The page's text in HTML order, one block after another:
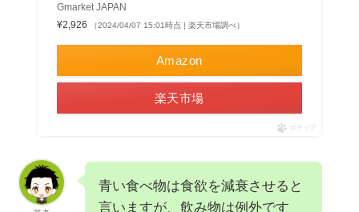
Gmarket JAPAN
¥2,926
（2024/04/07 15:01時点 | 楽天市場調べ）
Amazon
楽天市場
ポチップ
青い食べ物は食欲を減衰させると
言いますが、飲み物は例外です